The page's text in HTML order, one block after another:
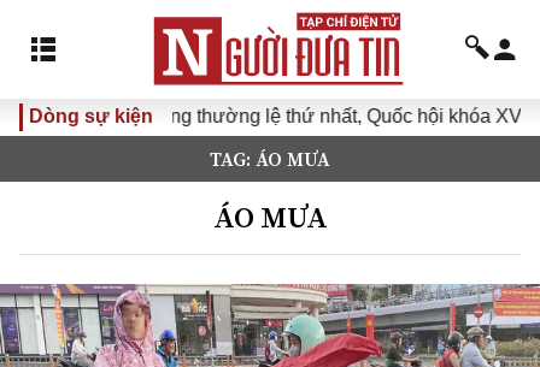
Dòng sự kiện
không thường lệ thứ nhất, Quốc hội khóa XVI Đưa Nghị
TAG: ÁO MƯA
ÁO MƯA